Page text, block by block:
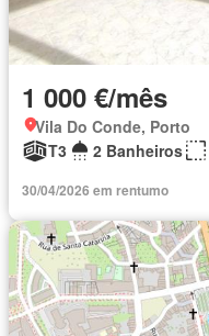
1 000 €/mês
Vila Do Conde, Porto
T3
2 Banheiros
30/04/2026 em rentumo